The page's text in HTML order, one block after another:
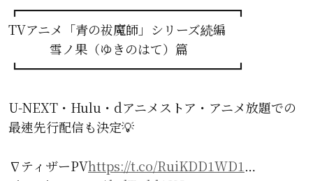
┏━━━━━━━━━━━━━━━━━┓
TVアニメ「青の祓魔師」シリーズ続編
雪ノ果（ゆきのはて）篇
┗━━━━━━━━━━━━━━━━━┛
U-NEXT・Hulu・dアニメストア・アニメ放題での
最速先行配信も決定💡
∇ティザーPVhttps://t.co/RuiKDD1WD1…